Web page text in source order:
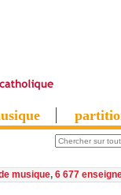
musique, 6 677